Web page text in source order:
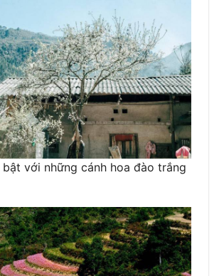
bật với những cánh hoa đào trắng